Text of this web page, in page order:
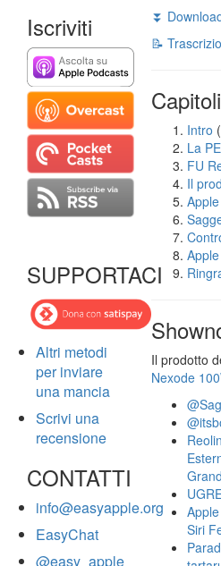
Iscriviti
SUPPORTACI
Altri metodi
per inviare
una mancia
Scrivi una
recensione
CONTATTI
info@easyapple.org
EasyChat
@easy_apple
⏬
📝
Capitoli
Intro
La
FU
Il
Il prodotto
Nexode
Siri